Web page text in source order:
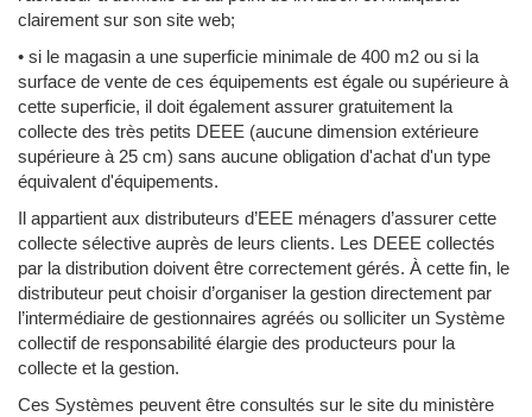
clairement sur son site web;
• si le magasin a une superficie minimale de 400 m2 ou si la
surface de vente de ces équipements est égale ou supérieure à
cette superficie, il doit également assurer gratuitement la
collecte des très petits DEEE (aucune dimension extérieure
supérieure à 25 cm) sans aucune obligation d'achat d'un type
équivalent d'équipements.
Il appartient aux distributeurs d’EEE ménagers d’assurer cette
collecte sélective auprès de leurs clients. Les DEEE collectés
par la distribution doivent être correctement gérés. À cette fin, le
distributeur peut choisir d’organiser la gestion directement par
l’intermédiaire de gestionnaires agréés ou solliciter un Système
collectif de responsabilité élargie des producteurs pour la
collecte et la gestion.
Ces Systèmes peuvent être consultés sur le site du ministère